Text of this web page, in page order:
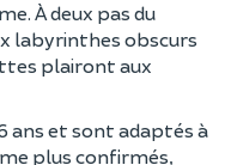
À deux pas du
labyrinthes obscurs
plairont aux
ans et sont adaptés à
plus confirmés,